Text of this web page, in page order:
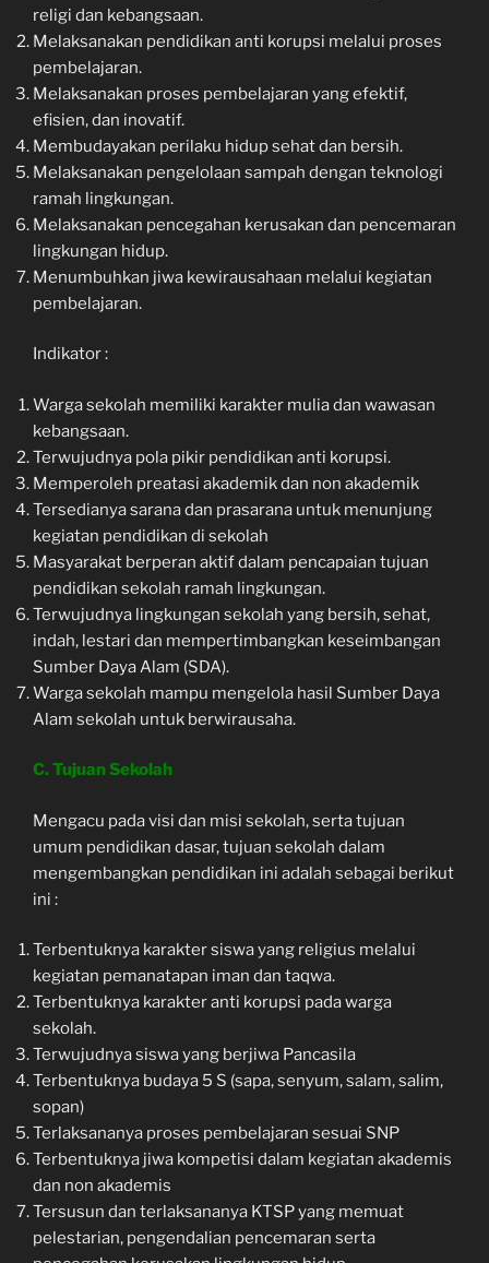
religi dan kebangsaan.
Melaksanakan pendidikan anti korupsi melalui proses
pembelajaran.
Melaksanakan proses pembelajaran yang efektif,
efisien, dan inovatif.
Membudayakan perilaku hidup sehat dan bersih.
Melaksanakan pengelolaan sampah dengan teknologi
ramah lingkungan.
Melaksanakan pencegahan kerusakan dan pencemaran
lingkungan hidup.
Menumbuhkan jiwa kewirausahaan melalui kegiatan
pembelajaran.
Indikator :
Warga sekolah memiliki karakter mulia dan wawasan
kebangsaan.
Terwujudnya pola pikir pendidikan anti korupsi.
Memperoleh preatasi akademik dan non akademik
Tersedianya sarana dan prasarana untuk menunjung
kegiatan pendidikan di sekolah
Masyarakat berperan aktif dalam pencapaian tujuan
pendidikan sekolah ramah lingkungan.
Terwujudnya lingkungan sekolah yang bersih, sehat,
indah, lestari dan mempertimbangkan keseimbangan
Sumber Daya Alam (SDA).
Warga sekolah mampu mengelola hasil Sumber Daya
Alam sekolah untuk berwirausaha.
C. Tujuan Sekolah
Mengacu pada visi dan misi sekolah, serta tujuan
umum pendidikan dasar, tujuan sekolah dalam
mengembangkan pendidikan ini adalah sebagai berikut
ini :
Terbentuknya karakter siswa yang religius melalui
kegiatan pemanatapan iman dan taqwa.
Terbentuknya karakter anti korupsi pada warga
sekolah.
Terwujudnya siswa yang berjiwa Pancasila
Terbentuknya budaya 5 S (sapa, senyum, salam, salim,
sopan)
Terlaksananya proses pembelajaran sesuai SNP
Terbentuknya jiwa kompetisi dalam kegiatan akademis
dan non akademis
Tersusun dan terlaksananya KTSP yang memuat
pelestarian, pengendalian pencemaran serta